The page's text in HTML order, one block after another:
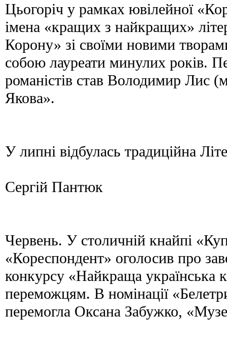
Цьогоріч у рамках ювілейної
імена «кращих з найкращих»
Корону» зі своїми новими
собою лауреати минулих років.
романістів став Володимир Лис
Якова».
У липні відбулась традиційна
Сергій Пантюк
Червень. У столичній кнайпі
«Кореспондент» оголосив про
конкурсу «Найкраща українська
переможцям. В номінації
перемогла Оксана Забужко,